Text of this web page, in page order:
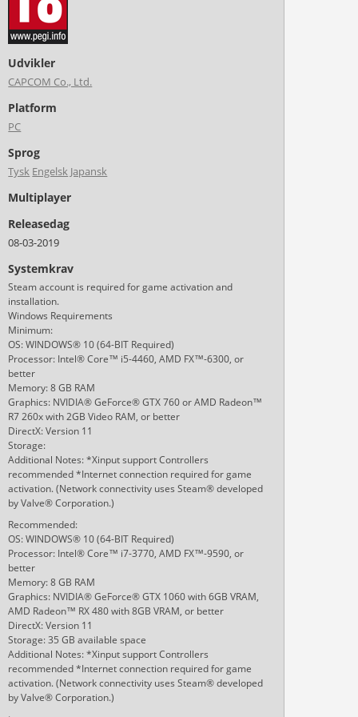
Udvikler
CAPCOM Co., Ltd.
Platform
PC
Sprog
Tysk Engelsk Japansk
Multiplayer
Releasedag
08-03-2019
Systemkrav
Steam account is required for game activation and
installation.
Windows Requirements
Minimum:
OS: WINDOWS® 10 (64-BIT Required)
Processor: Intel® Core™ i5-4460, AMD FX™-6300, or
better
Memory: 8 GB RAM
Graphics: NVIDIA® GeForce® GTX 760 or AMD Radeon™
R7 260x with 2GB Video RAM, or better
DirectX: Version 11
Storage:
Additional Notes: *Xinput support Controllers
recommended *Internet connection required for game
activation. (Network connectivity uses Steam® developed
by Valve® Corporation.)
Recommended:
OS: WINDOWS® 10 (64-BIT Required)
Processor: Intel® Core™ i7-3770, AMD FX™-9590, or
better
Memory: 8 GB RAM
Graphics: NVIDIA® GeForce® GTX 1060 with 6GB VRAM,
AMD Radeon™ RX 480 with 8GB VRAM, or better
DirectX: Version 11
Storage: 35 GB available space
Additional Notes: *Xinput support Controllers
recommended *Internet connection required for game
activation. (Network connectivity uses Steam® developed
by Valve® Corporation.)